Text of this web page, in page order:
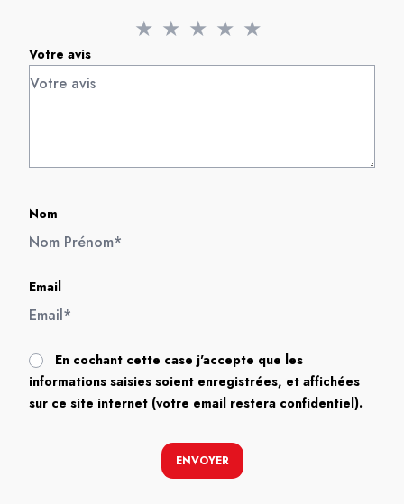
★ ★ ★ ★ ★
Votre avis
Nom
Email
En cochant cette case j'accepte que les
informations saisies soient enregistrées, et affichées
sur ce site internet (votre email restera confidentiel).
ENVOYER